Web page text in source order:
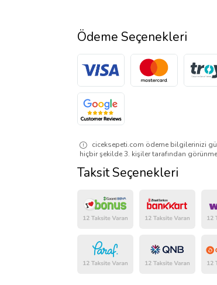
Ödeme Seçenekleri
ciceksepeti.com ödeme bilgilerinizi
hiçbir şekilde 3. kişiler tarafından
Taksit Seçenekleri